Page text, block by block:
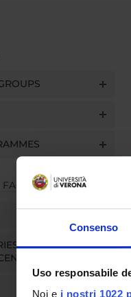
Consenso
Uso responsabile
Noi e i nostri 1022
FACILITIES
AND